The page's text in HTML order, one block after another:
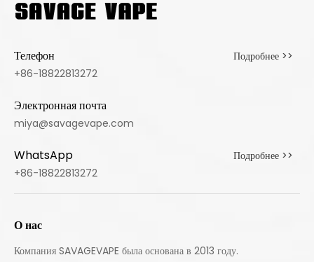
Телефон
Подробнее >>
+86-18822813272
Электронная почта
miya@savagevape.com
WhatsApp
Подробнее >>
+86-18822813272
О нас
Компания SAVAGEVAPE была основана в 2013 году.